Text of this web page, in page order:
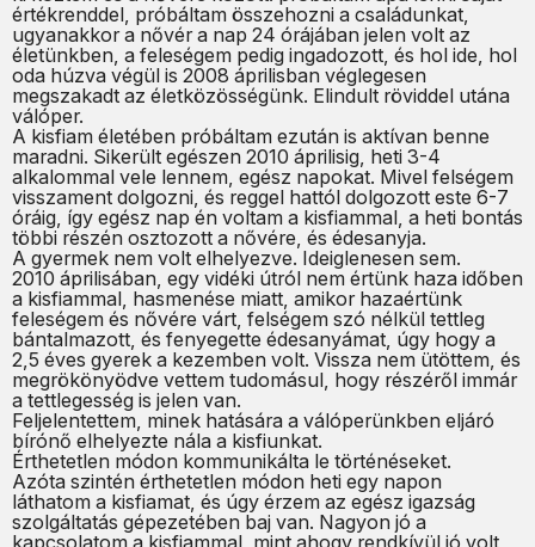
értékrenddel, próbáltam összehozni a családunkat,
ugyanakkor a nővér a nap 24 órájában jelen volt az
életünkben, a feleségem pedig ingadozott, és hol ide, hol
oda húzva végül is 2008 áprilisban véglegesen
megszakadt az életközösségünk. Elindult röviddel utána
válóper.
A kisfiam életében próbáltam ezután is aktívan benne
maradni. Sikerült egészen 2010 áprilisig, heti 3-4
alkalommal vele lennem, egész napokat. Mivel felségem
visszament dolgozni, és reggel hattól dolgozott este 6-7
óráig, így egész nap én voltam a kisfiammal, a heti bontás
többi részén osztozott a nővére, és édesanyja.
A gyermek nem volt elhelyezve. Ideiglenesen sem.
2010 áprilisában, egy vidéki útról nem értünk haza időben
a kisfiammal, hasmenése miatt, amikor hazaértünk
feleségem és nővére várt, felségem szó nélkül tettleg
bántalmazott, és fenyegette édesanyámat, úgy hogy a
2,5 éves gyerek a kezemben volt. Vissza nem ütöttem, és
megrökönyödve vettem tudomásul, hogy részéről immár
a tettlegesség is jelen van.
Feljelentettem, minek hatására a válóperünkben eljáró
bírónő elhelyezte nála a kisfiunkat.
Érthetetlen módon kommunikálta le történéseket.
Azóta szintén érthetetlen módon heti egy napon
láthatom a kisfiamat, és úgy érzem az egész igazság
szolgáltatás gépezetében baj van. Nagyon jó a
kapcsolatom a kisfiammal, mint ahogy rendkívül jó volt